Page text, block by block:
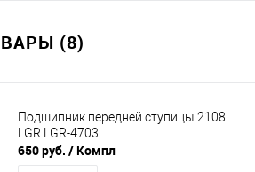
(8)
Подшипник передней ступицы 2108
LGR LGR-4703
650 руб. / Компл